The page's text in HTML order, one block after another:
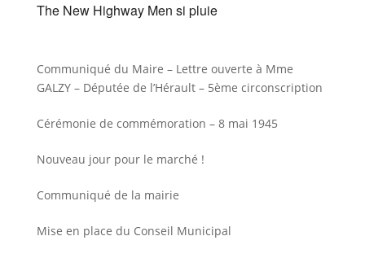
The New Highway Men si pluie
Communiqué du Maire – Lettre ouverte à Mme
GALZY – Députée de l’Hérault – 5ème circonscription
Cérémonie de commémoration – 8 mai 1945
Nouveau jour pour le marché !
Communiqué de la mairie
Mise en place du Conseil Municipal